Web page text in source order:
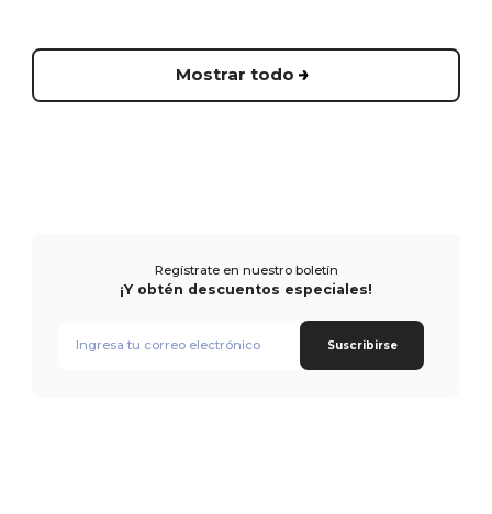
Mostrar todo
Regístrate en nuestro boletín
¡Y obtén descuentos especiales!
Suscribirse